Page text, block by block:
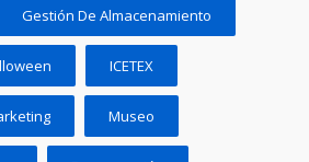
Gestión De Almacenamiento
ICETEX
Museo